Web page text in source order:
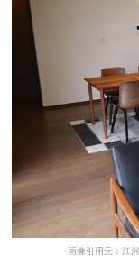
画像引用元：江